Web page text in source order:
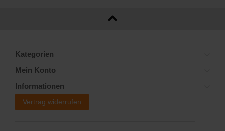
Kategorien
Mein Konto
Informationen
Vertrag widerrufen